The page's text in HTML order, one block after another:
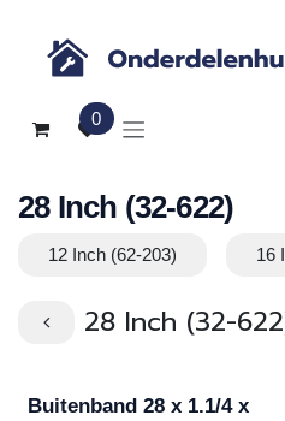
0
28 Inch (32-622)
12 Inch (62-203) 16
28 Inch (32-
Buitenband 28 x 1.1/4 x